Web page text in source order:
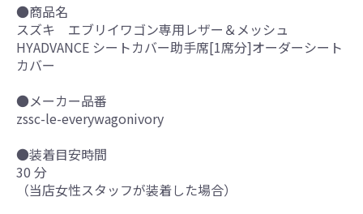
●商品名
スズキ エブリイワゴン専用レザー＆メッシュ
HYADVANCE シートカバー助手席[1席分]オーダーシート
カバー
●メーカー品番
zssc-le-everywagonivory
●装着目安時間
30 分
（当店女性スタッフが装着した場合）